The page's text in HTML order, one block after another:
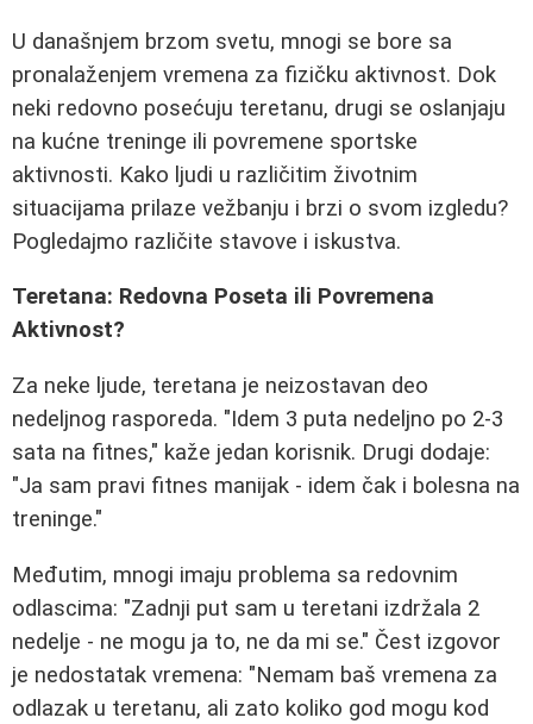
U današnjem brzom svetu, mnogi se bore sa
pronalaženjem vremena za fizičku aktivnost. Dok
neki redovno posećuju teretanu, drugi se oslanjaju
na kućne treninge ili povremene sportske
aktivnosti. Kako ljudi u različitim životnim
situacijama prilaze vežbanju i brzi o svom izgledu?
Pogledajmo različite stavove i iskustva.
Teretana: Redovna Poseta ili Povremena
Aktivnost?
Za neke ljude, teretana je neizostavan deo
nedeljnog rasporeda. "Idem 3 puta nedeljno po 2-3
sata na fitnes," kaže jedan korisnik. Drugi dodaje:
"Ja sam pravi fitnes manijak - idem čak i bolesna na
treninge."
Međutim, mnogi imaju problema sa redovnim
odlascima: "Zadnji put sam u teretani izdržala 2
nedelje - ne mogu ja to, ne da mi se." Čest izgovor
je nedostatak vremena: "Nemam baš vremena za
odlazak u teretanu, ali zato koliko god mogu kod